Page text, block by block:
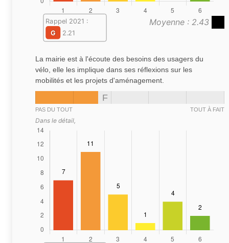
Moyenne : 2.43
Rappel 2021 :
G
2.21
La mairie est à l'écoute des besoins des usagers du
vélo, elle les implique dans ses réflexions sur les
mobilités et les projets d'aménagement.
F
PAS DU TOUT TOUT À FAIT
Dans le détail,